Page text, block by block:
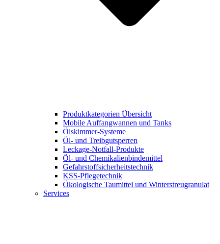
Produktkategorien Übersicht
Mobile Auffang­wannen und Tanks
Ölskimmer-Systeme
Öl- und Treibgut­sperren
Leckage-Notfall-Produkte
Öl- und Chemikalien­bindemittel
Gefahrstoffsicherheitstechnik
KSS-Pflegetechnik
Ökologische Taumittel und Winterstreu­granulat
Services